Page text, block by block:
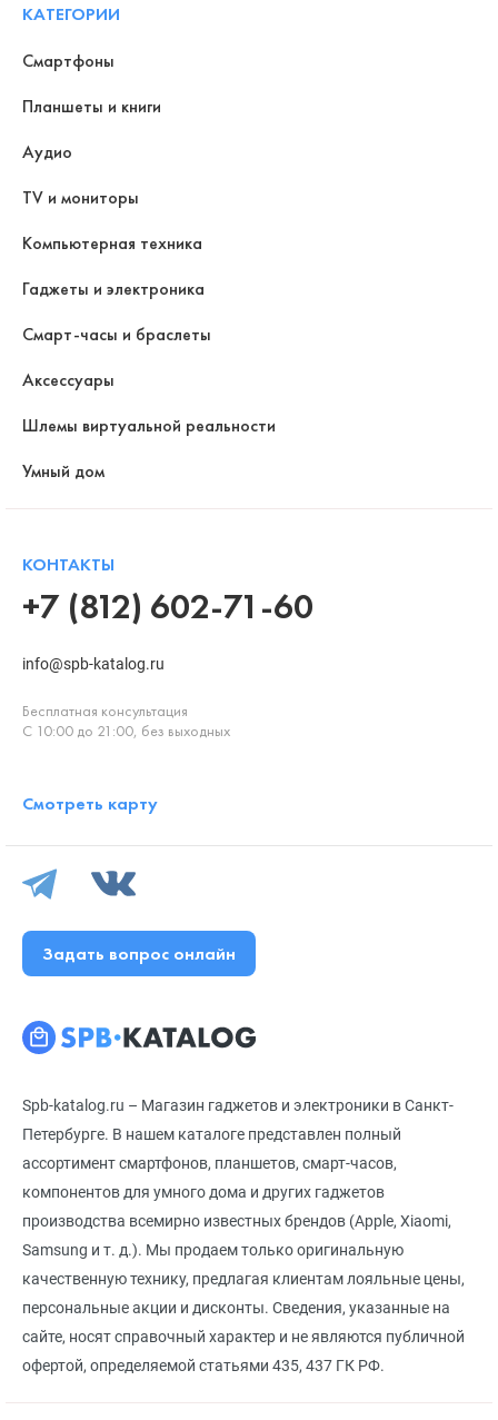
Spb-katalog.ru – Магазин гаджетов и электроники в Санкт-
Петербурге. В нашем каталоге представлен полный
ассортимент смартфонов, планшетов, смарт-часов,
компонентов для умного дома и других гаджетов
производства всемирно известных брендов (Apple, Xiaomi,
Samsung и т. д.). Мы продаем только оригинальную
качественную технику, предлагая клиентам лояльные цены,
персональные акции и дисконты. Сведения, указанные на
сайте, носят справочный характер и не являются публичной
офертой, определяемой статьями 435, 437 ГК РФ.
КАТЕГОРИИ
Смартфоны
Планшеты и книги
Аудио
TV и мониторы
Компьютерная техника
Гаджеты и электроника
Смарт-часы и браслеты
Аксессуары
Шлемы виртуальной реальности
Умный дом
КОНТАКТЫ
+7 (812) 602-71-60
info@spb-katalog.ru
Бесплатная консультация
С 10:00 до 21:00, без выходных
Смотреть карту
Задать вопрос онлайн